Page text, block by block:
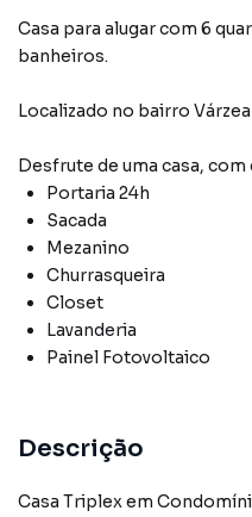
Casa para alugar com 6
banheiros.
Localizado no bairro
Desfrute de uma casa, com
Portaria 24h
Sacada
Mezanino
Churrasqueira
Closet
Lavanderia
Painel Fotovoltaico
Descrição
Casa Triplex em